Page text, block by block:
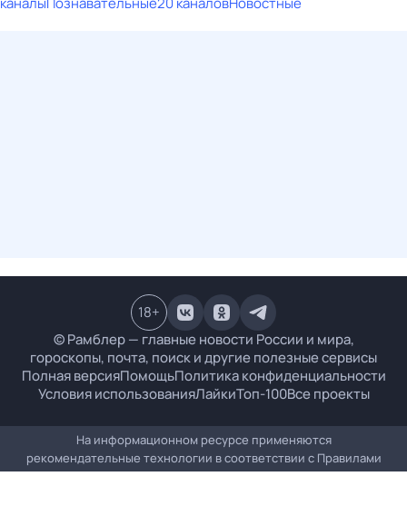
© Рамблер — главные новости России и мира,
гороскопы, почта, поиск и другие полезные сервисы
Полная версияПомощьПолитика конфиденциальности
Условия использованияЛайкиТоп-100Все проекты
18+
На информационном ресурсе применяются
рекомендательные технологии в соответствии с Правилами